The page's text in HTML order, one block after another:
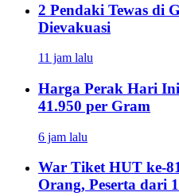
2 Pendaki Tewas di
Dievakuasi
11 jam lalu
Harga Perak Hari
41.950 per Gram
6 jam lalu
War Tiket HUT ke-
Orang, Peserta dari